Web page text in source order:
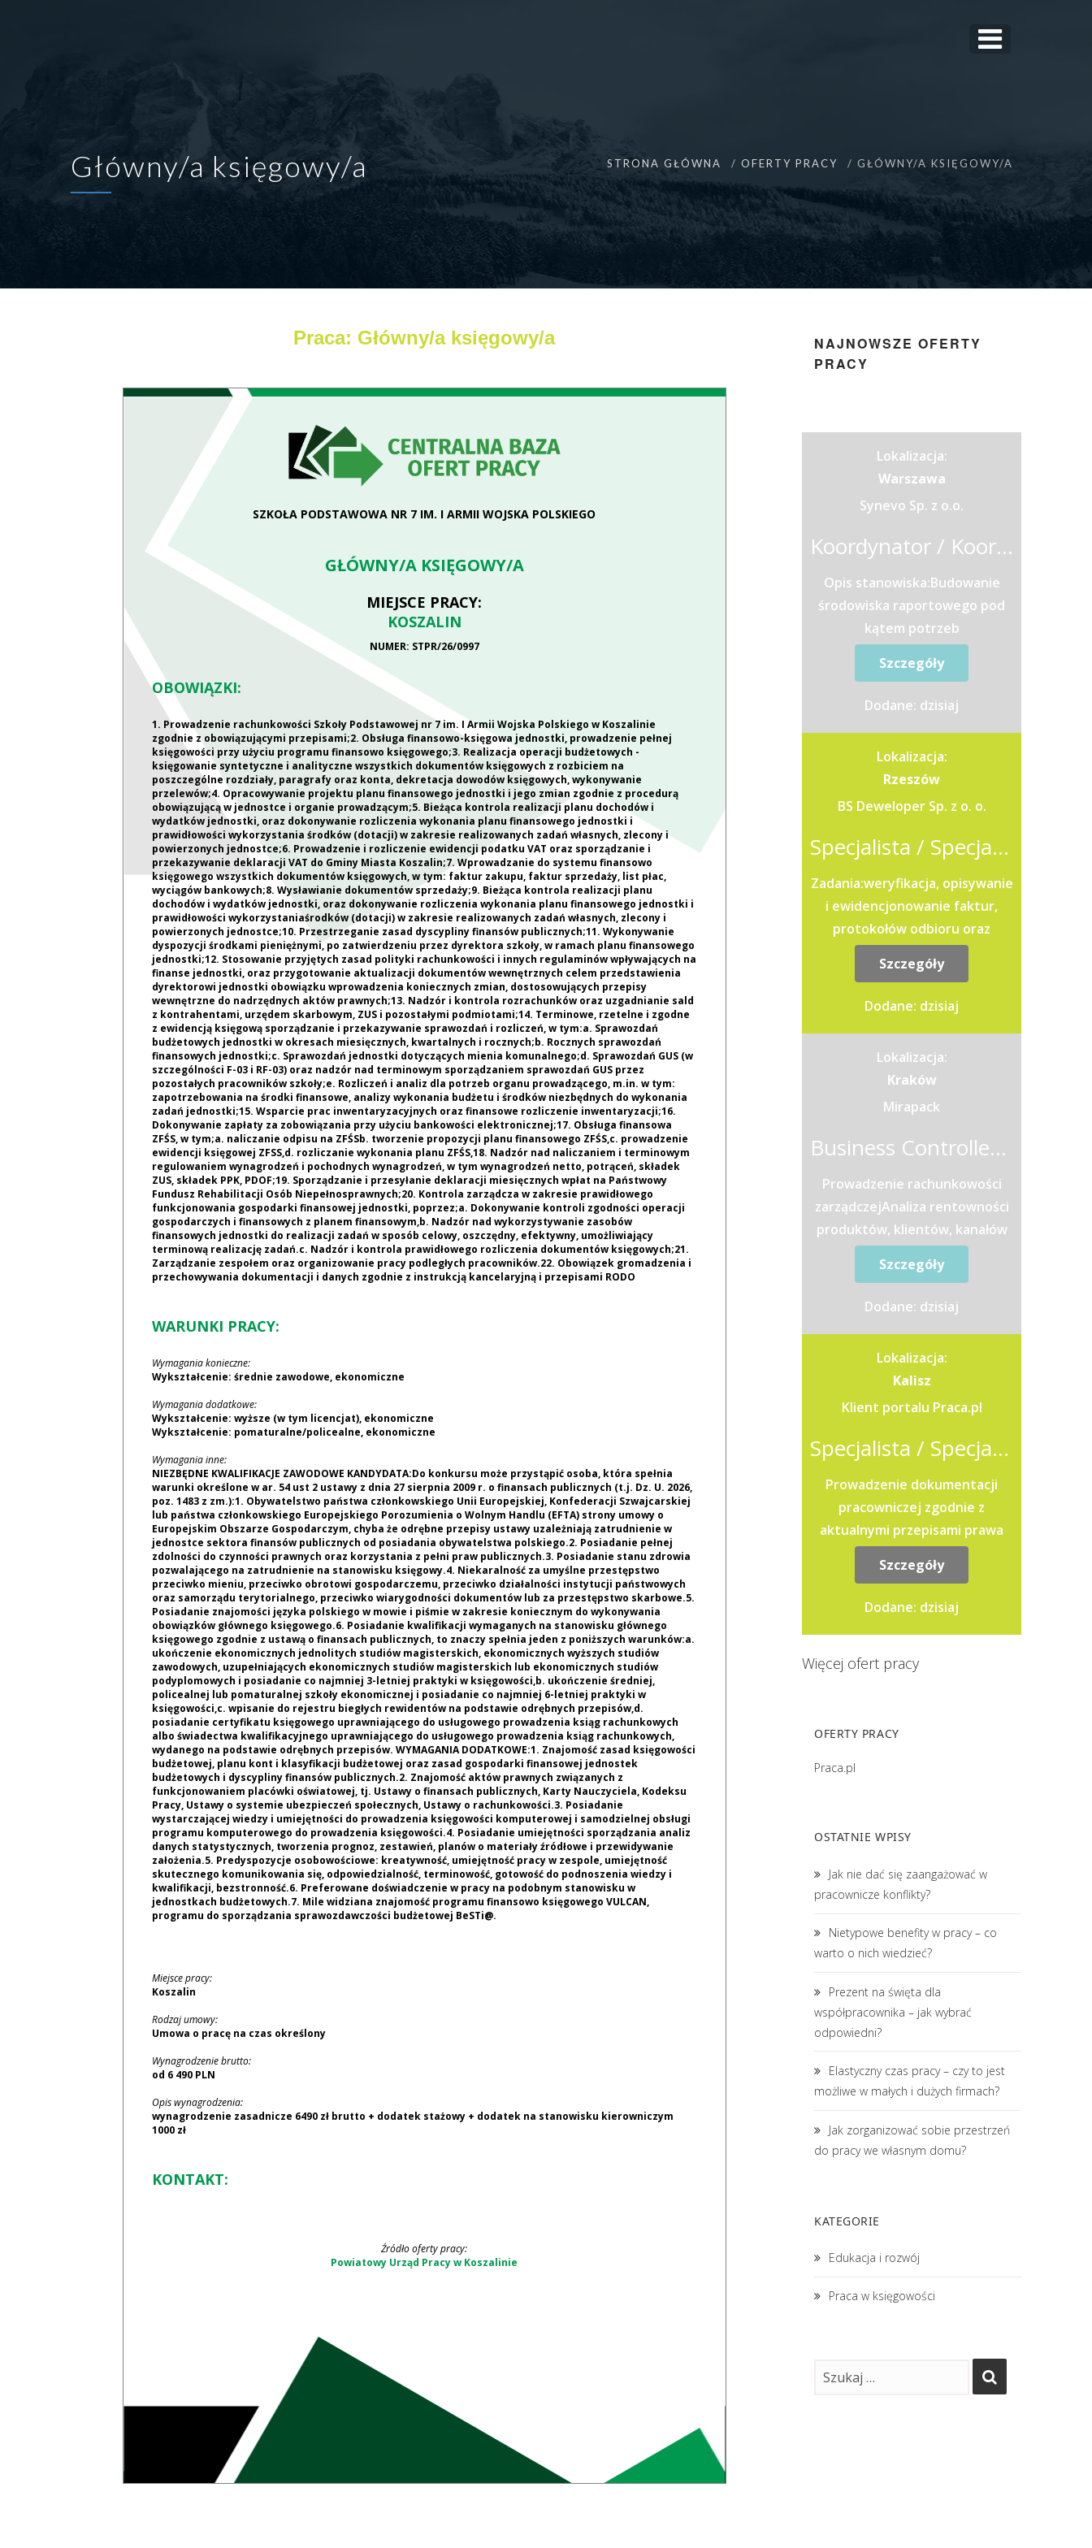
Główny/a księgowy/a STRONA GŁÓWNA OFERTY PRACY GŁÓWNY/A KSIĘGOWY/A
Praca: Główny/a księgowy/a
SZKOŁA PODSTAWOWA NR 7 IM. I ARMII WOJSKA POLSKIEGO
GŁÓWNY/A KSIĘGOWY/A
MIEJSCE PRACY:
KOSZALIN
NUMER: STPR/26/0997
OBOWIĄZKI:
1. Prowadzenie rachunkowości Szkoły Podstawowej nr 7 im. I Armii Wojska Polskiego w Koszalinie
zgodnie z obowiązującymi przepisami;2. Obsługa finansowo-księgowa jednostki, prowadzenie pełnej
księgowości przy użyciu programu finansowo księgowego;3. Realizacja operacji budżetowych -
księgowanie syntetyczne i analityczne wszystkich dokumentów księgowych z rozbiciem na
poszczególne rozdziały, paragrafy oraz konta, dekretacja dowodów księgowych, wykonywanie
przelewów;4. Opracowywanie projektu planu finansowego jednostki i jego zmian zgodnie z procedurą
obowiązującą w jednostce i organie prowadzącym;5. Bieżąca kontrola realizacji planu dochodów i
wydatków jednostki, oraz dokonywanie rozliczenia wykonania planu finansowego jednostki i
prawidłowości wykorzystania środków (dotacji) w zakresie realizowanych zadań własnych, zlecony i
powierzonych jednostce;6. Prowadzenie i rozliczenie ewidencji podatku VAT oraz sporządzanie i
przekazywanie deklaracji VAT do Gminy Miasta Koszalin;7. Wprowadzanie do systemu finansowo
księgowego wszystkich dokumentów księgowych, w tym: faktur zakupu, faktur sprzedaży, list płac,
wyciągów bankowych;8. Wysławianie dokumentów sprzedaży;9. Bieżąca kontrola realizacji planu
dochodów i wydatków jednostki, oraz dokonywanie rozliczenia wykonania planu finansowego jednostki i
prawidłowości wykorzystaniaśrodków (dotacji) w zakresie realizowanych zadań własnych, zlecony i
powierzonych jednostce;10. Przestrzeganie zasad dyscypliny finansów publicznych;11. Wykonywanie
dyspozycji środkami pieniężnymi, po zatwierdzeniu przez dyrektora szkoły, w ramach planu finansowego
jednostki;12. Stosowanie przyjętych zasad polityki rachunkowości i innych regulaminów wpływających na
finanse jednostki, oraz przygotowanie aktualizacji dokumentów wewnętrznych celem przedstawienia
dyrektorowi jednostki obowiązku wprowadzenia koniecznych zmian, dostosowujących przepisy
wewnętrzne do nadrzędnych aktów prawnych;13. Nadzór i kontrola rozrachunków oraz uzgadnianie sald
z kontrahentami, urzędem skarbowym, ZUS i pozostałymi podmiotami;14. Terminowe, rzetelne i zgodne
z ewidencją księgową sporządzanie i przekazywanie sprawozdań i rozliczeń, w tym:a. Sprawozdań
budżetowych jednostki w okresach miesięcznych, kwartalnych i rocznych;b. Rocznych sprawozdań
finansowych jednostki;c. Sprawozdań jednostki dotyczących mienia komunalnego;d. Sprawozdań GUS (w
szczególności F-03 i RF-03) oraz nadzór nad terminowym sporządzaniem sprawozdań GUS przez
pozostałych pracowników szkoły;e. Rozliczeń i analiz dla potrzeb organu prowadzącego, m.in. w tym:
zapotrzebowania na środki finansowe, analizy wykonania budżetu i środków niezbędnych do wykonania
zadań jednostki;15. Wsparcie prac inwentaryzacyjnych oraz finansowe rozliczenie inwentaryzacji;16.
Dokonywanie zapłaty za zobowiązania przy użyciu bankowości elektronicznej;17. Obsługa finansowa
ZFŚS, w tym;a. naliczanie odpisu na ZFŚSb. tworzenie propozycji planu finansowego ZFŚS,c. prowadzenie
ewidencji księgowej ZFSS,d. rozliczanie wykonania planu ZFŚS,18. Nadzór nad naliczaniem i terminowym
regulowaniem wynagrodzeń i pochodnych wynagrodzeń, w tym wynagrodzeń netto, potrąceń, składek
ZUS, składek PPK, PDOF;19. Sporządzanie i przesyłanie deklaracji miesięcznych wpłat na Państwowy
Fundusz Rehabilitacji Osób Niepełnosprawnych;20. Kontrola zarządcza w zakresie prawidłowego
funkcjonowania gospodarki finansowej jednostki, poprzez;a. Dokonywanie kontroli zgodności operacji
gospodarczych i finansowych z planem finansowym,b. Nadzór nad wykorzystywanie zasobów
finansowych jednostki do realizacji zadań w sposób celowy, oszczędny, efektywny, umożliwiający
terminową realizację zadań.c. Nadzór i kontrola prawidłowego rozliczenia dokumentów księgowych;21.
Zarządzanie zespołem oraz organizowanie pracy podległych pracowników.22. Obowiązek gromadzenia i
przechowywania dokumentacji i danych zgodnie z instrukcją kancelaryjną i przepisami RODO
WARUNKI PRACY:
Wymagania konieczne:
Wykształcenie: średnie zawodowe, ekonomiczne
Wymagania dodatkowe:
Wykształcenie: wyższe (w tym licencjat), ekonomiczne
Wykształcenie: pomaturalne/policealne, ekonomiczne
Wymagania inne:
NIEZBĘDNE KWALIFIKACJE ZAWODOWE KANDYDATA:Do konkursu może przystąpić osoba, która spełnia
warunki określone w ar. 54 ust 2 ustawy z dnia 27 sierpnia 2009 r. o finansach publicznych (t.j. Dz. U. 2026,
poz. 1483 z zm.):1. Obywatelstwo państwa członkowskiego Unii Europejskiej, Konfederacji Szwajcarskiej
lub państwa członkowskiego Europejskiego Porozumienia o Wolnym Handlu (EFTA) strony umowy o
Europejskim Obszarze Gospodarczym, chyba że odrębne przepisy ustawy uzależniają zatrudnienie w
jednostce sektora finansów publicznych od posiadania obywatelstwa polskiego.2. Posiadanie pełnej
zdolności do czynności prawnych oraz korzystania z pełni praw publicznych.3. Posiadanie stanu zdrowia
pozwalającego na zatrudnienie na stanowisku księgowy.4. Niekaralność za umyślne przestępstwo
przeciwko mieniu, przeciwko obrotowi gospodarczemu, przeciwko działalności instytucji państwowych
oraz samorządu terytorialnego, przeciwko wiarygodności dokumentów lub za przestępstwo skarbowe.5.
Posiadanie znajomości języka polskiego w mowie i piśmie w zakresie koniecznym do wykonywania
obowiązków głównego księgowego.6. Posiadanie kwalifikacji wymaganych na stanowisku głównego
księgowego zgodnie z ustawą o finansach publicznych, to znaczy spełnia jeden z poniższych warunków:a.
ukończenie ekonomicznych jednolitych studiów magisterskich, ekonomicznych wyższych studiów
zawodowych, uzupełniających ekonomicznych studiów magisterskich lub ekonomicznych studiów
podyplomowych i posiadanie co najmniej 3-letniej praktyki w księgowości,b. ukończenie średniej,
policealnej lub pomaturalnej szkoły ekonomicznej i posiadanie co najmniej 6-letniej praktyki w
księgowości,c. wpisanie do rejestru biegłych rewidentów na podstawie odrębnych przepisów,d.
posiadanie certyfikatu księgowego uprawniającego do usługowego prowadzenia ksiąg rachunkowych
albo świadectwa kwalifikacyjnego uprawniającego do usługowego prowadzenia ksiąg rachunkowych,
wydanego na podstawie odrębnych przepisów. WYMAGANIA DODATKOWE:1. Znajomość zasad księgowości
budżetowej, planu kont i klasyfikacji budżetowej oraz zasad gospodarki finansowej jednostek
budżetowych i dyscypliny finansów publicznych.2. Znajomość aktów prawnych związanych z
funkcjonowaniem placówki oświatowej, tj. Ustawy o finansach publicznych, Karty Nauczyciela, Kodeksu
Pracy, Ustawy o systemie ubezpieczeń społecznych, Ustawy o rachunkowości.3. Posiadanie
wystarczającej wiedzy i umiejętności do prowadzenia księgowości komputerowej i samodzielnej obsługi
programu komputerowego do prowadzenia księgowości.4. Posiadanie umiejętności sporządzania analiz
danych statystycznych, tworzenia prognoz, zestawień, planów o materiały źródłowe i przewidywanie
założenia.5. Predyspozycje osobowościowe: kreatywność, umiejętność pracy w zespole, umiejętność
skutecznego komunikowania się, odpowiedzialność, terminowość, gotowość do podnoszenia wiedzy i
kwalifikacji, bezstronność.6. Preferowane doświadczenie w pracy na podobnym stanowisku w
jednostkach budżetowych.7. Mile widziana znajomość programu finansowo księgowego VULCAN,
programu do sporządzania sprawozdawczości budżetowej BeSTi@.
Miejsce pracy:
Koszalin
Rodzaj umowy:
Umowa o pracę na czas określony
Wynagrodzenie brutto:
od 6 490 PLN
Opis wynagrodzenia:
wynagrodzenie zasadnicze 6490 zł brutto + dodatek stażowy + dodatek na stanowisku kierowniczym
1000 zł
KONTAKT:
Źródło oferty pracy:
Powiatowy Urząd Pracy w Koszalinie
NAJNOWSZE OFERTY
PRACY
Lokalizacja:
Warszawa
Synevo Sp. z o.o.
Koordynator / Koordynatorka ds. Kontrolingu i Analiz Biznesowych
Opis stanowiska:Budowanie
środowiska raportowego pod
kątem potrzeb
biznesowych;Nadzór nad
kilkuosobowym
zespołem;Aktywne
poszukiwanie trendów,
Szczegóły
Dodane: dzisiaj
Lokalizacja:
Rzeszów
BS Deweloper Sp. z o. o.
Specjalista / Specjalistka ds. rozliczeń i finansów
Zadania:weryfikacja, opisywanie
i ewidencjonowanie faktur,
protokołów odbioru oraz
przypisywanie kosztów do
odpowiednich spółek i...
Szczegóły
Dodane: dzisiaj
Lokalizacja:
Kraków
Mirapack
Business Controller / Finance Manager (Odoo ERP)
Prowadzenie rachunkowości
zarządczejAnaliza rentowności
produktów, klientów, kanałów
projektówKalkulacja i analiza
kosztów...
Szczegóły
Dodane: dzisiaj
Lokalizacja:
Kalisz
Klient portalu Praca.pl
Specjalista / Specjalistka ds. Kadr i Płac
Prowadzenie dokumentacji
pracowniczej zgodnie z
aktualnymi przepisami prawa
pracy.Przygotowywanie
dokumentów związanych z
zatrudnieniem, zmianami
Szczegóły
Dodane: dzisiaj
Więcej ofert pracy
OFERTY PRACY
Praca.pl
OSTATNIE WPISY
Jak nie dać się zaangażować w
pracownicze konflikty?
Nietypowe benefity w pracy – co
warto o nich wiedzieć?
Prezent na święta dla
współpracownika – jak wybrać
odpowiedni?
Elastyczny czas pracy – czy to jest
możliwe w małych i dużych firmach?
Jak zorganizować sobie przestrzeń
do pracy we własnym domu?
KATEGORIE
Edukacja i rozwój
Praca w księgowości